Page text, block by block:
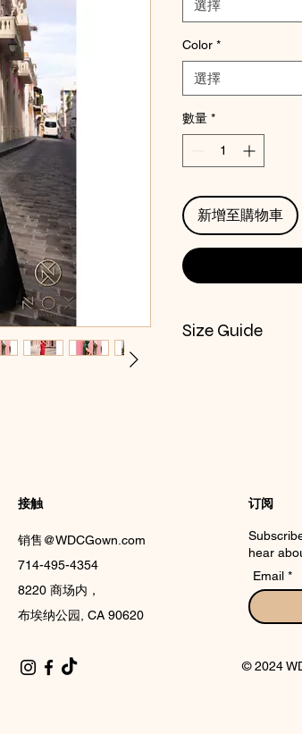
選擇
Color *
選擇
數量 *
新增至購物車
Size Guide
接触
销售@WDCGown.com
714-495-4354
8220 商场内，
布埃纳公园, CA 90620
订阅
hear
Email
© 2024